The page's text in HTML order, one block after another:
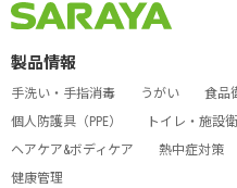
製品情報
手洗い・手指消毒 うがい 食品
個人防護具（PPE）
トイレ・施設
ヘアケア&ボディケア
熱中症対策
健康管理